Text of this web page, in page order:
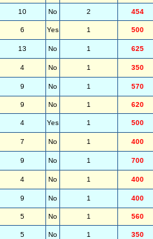
10 No 2 454
6 Yes 1 500
13 No 1 625
4 No 1 350
9 No 1 570
9 No 1 620
4 Yes 1 500
7 No 1 400
9 No 1 700
4 No 1 400
9 No 1 400
5 No 1 560
5 No 1 350